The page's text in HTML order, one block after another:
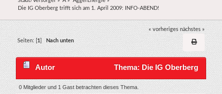
Die IG Oberberg trifft sich am 1. April 2009: INFO-ABEND!
« vorheriges nächstes »
Seiten: [ 1 Nach unten
Autor Thema: Die IG Oberberg
trifft sich am 1. April 2009: INFO-ABEND! (Gelesen
0 Mitglieder und 1 Gast betrachten dieses Thema.